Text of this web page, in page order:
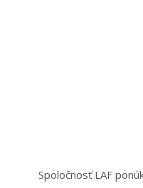
Spoločnosť LAF